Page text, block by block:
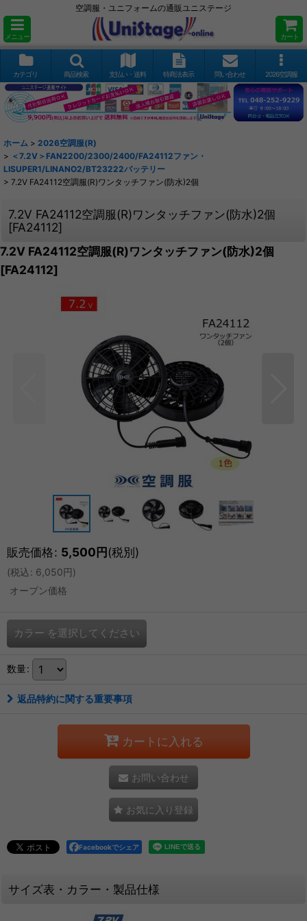
空調服・ユニフォームの通販ユニステージ
メニュー カート
カテゴリ 商品検索 支払い・送料 特商法表示 問い合わせ 2026空調服
ホーム > 2026空調服(R)
> ＜7.2V＞FAN2200/2300/2400/FA24112ファン・
LISUPER1/LINANO2/BT23222バッテリー
> 7.2V FA24112空調服(R)ワンタッチファン(防水)2個
7.2V FA24112空調服(R)ワンタッチファン(防水)2個
[FA24112]
7.2V FA24112空調服(R)ワンタッチファン(防水)2個
[FA24112]
販売価格: 5,500円(税別)
(税込: 6,050円)
オープン価格
カラー を選択してください
数量:
返品特約に関する重要事項
カートに入れる
お問い合わせ
お気に入り登録
Facebookでシェア
サイズ表・カラー・製品仕様